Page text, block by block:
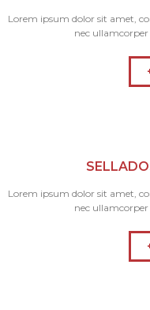
Lorem ipsum dolor sit amet,
nec
Lorem ipsum dolor sit amet,
nec